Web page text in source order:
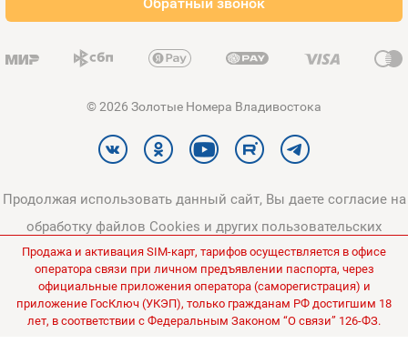
© 2026 Золотые Номера Владивостока
Продолжая использовать данный сайт, Вы даете согласие на
обработку файлов Cookies и других пользовательских
данных, в соответствии сПолитикой конфиденциальности
Политикой в отношении обработки персональных данных
Все цены на сайте указаны без НДС.
Продажа и активация SIM-карт, тарифов осуществляется в офисе
оператора связи при личном предъявлении паспорта, через
официальные приложения оператора (саморегистрация) и
приложение ГосКлюч (УКЭП), только гражданам РФ достигшим 18
лет, в соответствии с Федеральным Законом “О связи” 126-ФЗ.